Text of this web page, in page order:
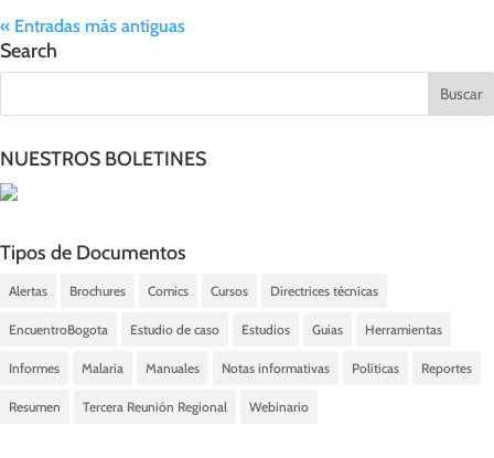
« Entradas más antiguas
Search
NUESTROS BOLETINES
Tipos de Documentos
Alertas Brochures Comics Cursos Directrices técnicas
EncuentroBogota Estudio de caso Estudios Guias Herramientas
Informes Malaria Manuales Notas informativas Políticas Reportes
Resumen Tercera Reunión Regional Webinario